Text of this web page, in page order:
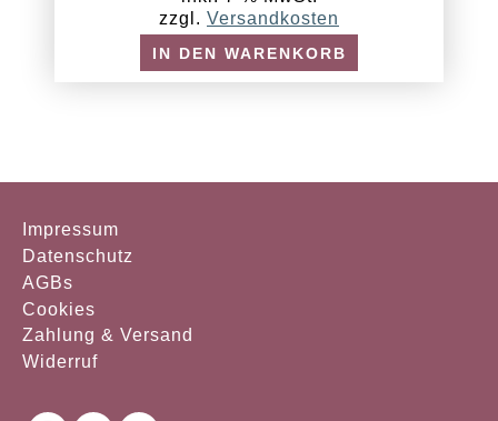
zzgl. Versandkosten
IN DEN WARENKORB
Impressum
Datenschutz
AGBs
Cookies
Zahlung & Versand
Widerruf